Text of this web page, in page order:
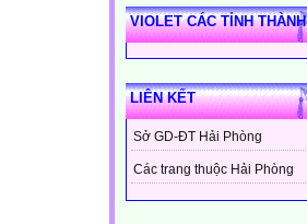
VIOLET CÁC TỈNH THÀNH
LIÊN KẾT
Sở GD-ĐT Hải Phòng
Các trang thuộc Hải Phòng